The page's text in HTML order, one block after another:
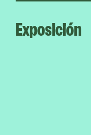
Exposición